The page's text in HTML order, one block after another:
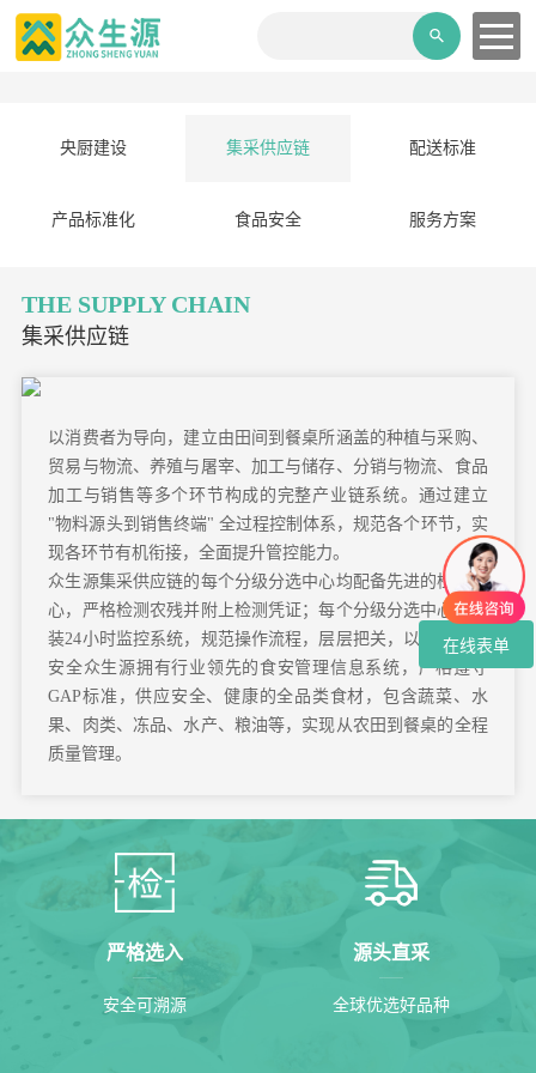
在线表单
央厨建设 集采供应链 配送标准
产品标准化 食品安全 服务方案
THE SUPPLY CHAIN
集采供应链
以消费者为导向，建立由田间到餐桌所涵盖的种植与采购、
贸易与物流、养殖与屠宰、加工与储存、分销与物流、食品
加工与销售等多个环节构成的完整产业链系统。通过建立
"物料源头到销售终端" 全过程控制体系，规范各个环节，实
现各环节有机衔接，全面提升管控能力。
众生源集采供应链的每个分级分选中心均配备先进的检测中
心，严格检测农残并附上检测凭证；每个分级分选中心均安
装24小时监控系统，规范操作流程，层层把关，以确保食品
安全众生源拥有行业领先的食安管理信息系统，严格遵守
GAP标准，供应安全、健康的全品类食材，包含蔬菜、水
果、肉类、冻品、水产、粮油等，实现从农田到餐桌的全程
质量管理。
严格选入
安全可溯源
源头直采
全球优选好品种